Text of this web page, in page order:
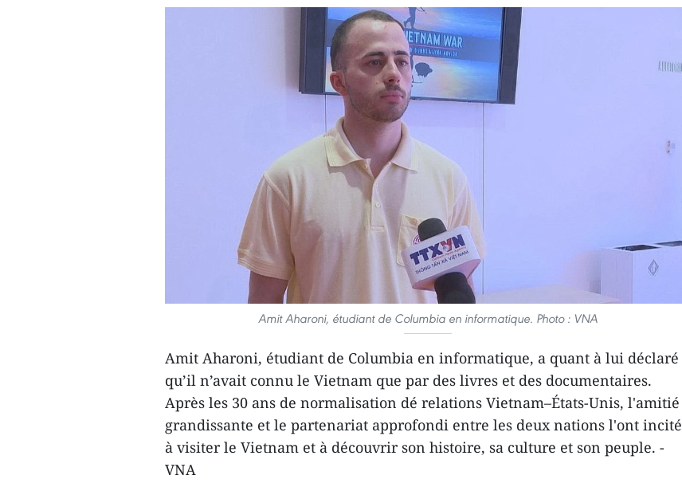
Amit Aharoni, étudiant de Columbia en informatique. Photo : VNA
Amit Aharoni, étudiant de Columbia en informatique, a quant à lui déclaré
qu’il n’avait connu le Vietnam que par des livres et des documentaires.
Après les 30 ans de normalisation dé relations Vietnam–États-Unis, l'amitié
grandissante et le partenariat approfondi entre les deux nations l'ont incité
à visiter le Vietnam et à découvrir son histoire, sa culture et son peuple. -
VNA